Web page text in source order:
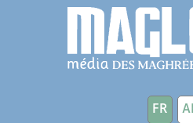
Aller au contenu principal
FR
Panneau de gestion des cookies